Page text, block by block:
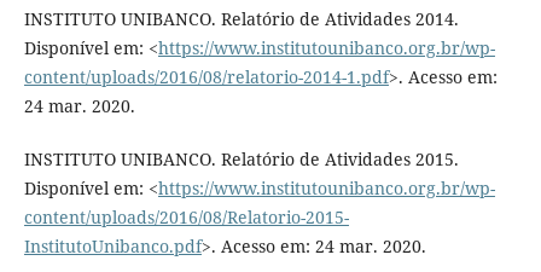
INSTITUTO UNIBANCO. Relatório de Atividades 2014.
Disponível em: <https://www.institutounibanco.org.br/wp-
content/uploads/2016/08/relatorio-2014-1.pdf>. Acesso em:
24 mar. 2020.
INSTITUTO UNIBANCO. Relatório de Atividades 2015.
Disponível em: <https://www.institutounibanco.org.br/wp-
content/uploads/2016/08/Relatorio-2015-
InstitutoUnibanco.pdf>. Acesso em: 24 mar. 2020.